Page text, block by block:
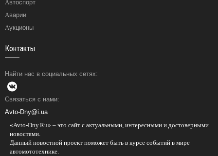
Автоспорт
Аварии
Аукционы
Контакты
Найти нас в социальных сетях:
Связаться с нами:
Avto-Dny@i.ua
«Avto-Dny.Ru» – это сайт с актуальными, интересными и достоверными
новостями.
Данный новостной проект поможет быть в курсе событий в мире
автомототехнике.